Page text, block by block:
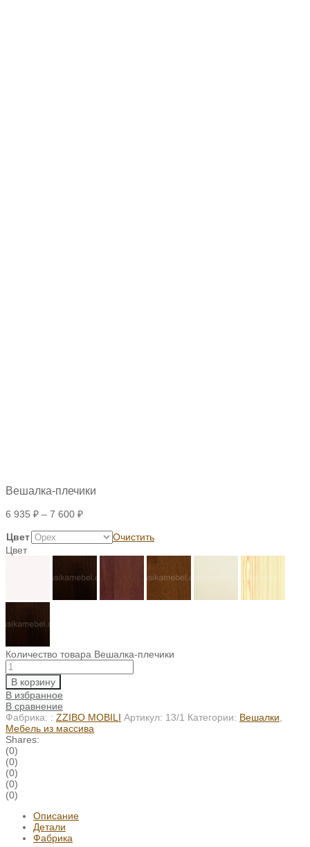
Вешалка-плечики
6 935 ₽ – 7 600 ₽
Цвет
Очистить
Цвет
Количество товара Вешалка-плечики
В корзину
В избранное
В сравнение
Фабрика: : ZZIBO MOBILI Артикул: 13/1 Категории: Вешалки
Мебель из массива
Shares:
(0)
(0)
(0)
(0)
(0)
Описание
Детали
Фабрика